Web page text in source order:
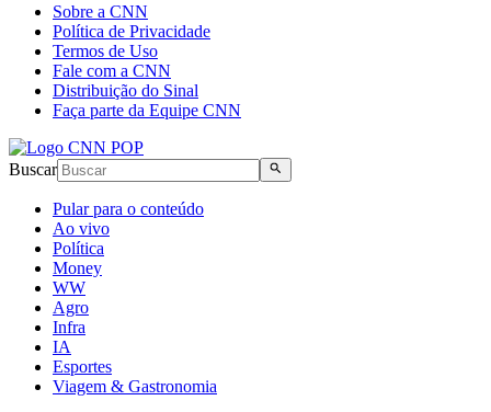
Sobre a CNN
Política de Privacidade
Termos de Uso
Fale com a CNN
Distribuição do Sinal
Faça parte da Equipe CNN
Buscar
Pular para o conteúdo
Ao vivo
Política
Money
WW
Agro
Infra
IA
Esportes
Viagem & Gastronomia